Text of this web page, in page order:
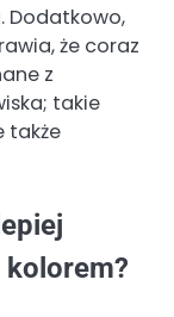
Dodatkowo,
że coraz
z
takie
także
kolorem?